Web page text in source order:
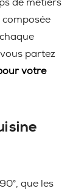
de métiers
partez
votre
que les